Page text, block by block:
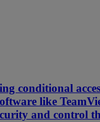
conditional
like
and control